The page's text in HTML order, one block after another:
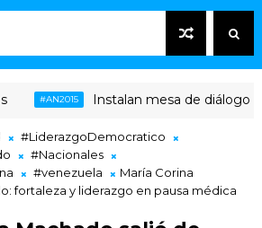
#AN2015 Instalan mesa de diálogo
#LiderazgoDemocratico
#Nacionales
#venezuela
María Corina
fortaleza y liderazgo en pausa médica